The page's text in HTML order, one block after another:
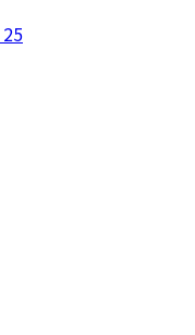
25